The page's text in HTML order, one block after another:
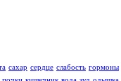
сахар сердце слабость гормоны